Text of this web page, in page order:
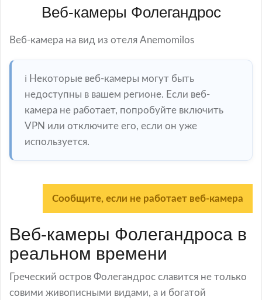
Веб-камеры Фолегандрос
Веб-камера на вид из отеля Anemomilos
ℹ️ Некоторые веб-камеры могут быть
недоступны в вашем регионе. Если веб-
камера не работает, попробуйте включить
VPN или отключите его, если он уже
используется.
Сообщите, если не работает веб-камера
Веб-камеры Фолегандроса в
реальном времени
Греческий остров Фолегандрос славится не только
совими живописными видами, а и богатой